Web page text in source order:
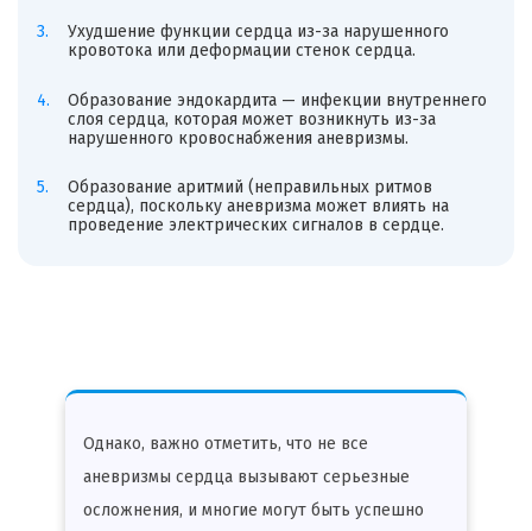
Ухудшение функции сердца из-за нарушенного
кровотока или деформации стенок сердца.
Образование эндокардита — инфекции внутреннего
слоя сердца, которая может возникнуть из-за
нарушенного кровоснабжения аневризмы.
Образование аритмий (неправильных ритмов
сердца), поскольку аневризма может влиять на
проведение электрических сигналов в сердце.
Однако, важно отметить, что не все
аневризмы сердца вызывают серьезные
осложнения, и многие могут быть успешно